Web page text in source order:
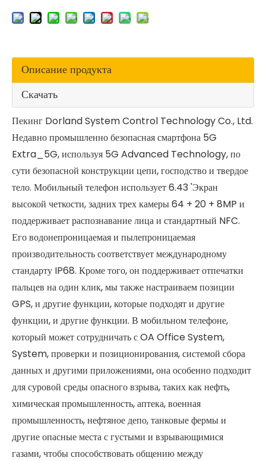
Описание продукта
Скачать
Пекинг Dorland System Control Technology Co., Ltd.
Недавно промышленно безопасная смартфона 5G
Extra_5G, используя 5G Advanced Technology, по
сути безопасной конструкции цепи, господство и твердое
тело. Мобильный телефон использует 6.43 'Экран
высокой четкости, задних трех камеры 64 + 20 + 8MP и
поддерживает распознавание лица и стандартный NFC.
Его водонепроницаемая и пылепроницаемая
производительность соответствует международному
стандарту IP68. Кроме того, он поддерживает отпечатки
пальцев на один клик, мы также настраиваем позиции
GPS, и другие функции, которые подходят и другие
функции, и другие функции. В мобильном телефоне,
который может сотрудничать с OA Office System,
System, проверки и позиционирования, системой сбора
данных и другими приложениями, она особенно подходит
для суровой среды опасного взрыва, таких как нефть,
химическая промышленность, аптека, военная
промышленность, нефтяное депо, танковые фермы и
другие опасные места с густыми и взрывающимися
газами, чтобы способствовать общению между